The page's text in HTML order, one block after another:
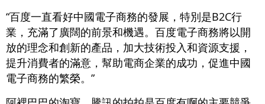
“百度一直看好中國電子商務的發展，特別是B2C行
業，充滿了廣闊的前景和機遇。百度電子商務將以開
放的理念和創新的產品，加大技術投入和資源支援，
提升消費者的滿意，幫助電商企業的成功，促進中國
電子商務的繁榮。”